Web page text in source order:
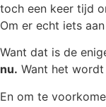
toch een keer tijd
Om er echt iets
Want dat is de
nu. Want het wordt
En om te